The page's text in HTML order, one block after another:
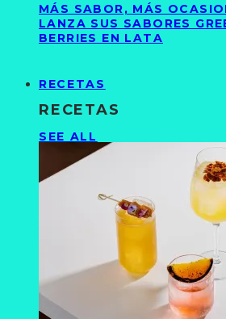
MÁS SABOR, MÁS
LANZA SUS SABORES
BERRIES EN LATA
RECETAS
RECETAS
SEE ALL